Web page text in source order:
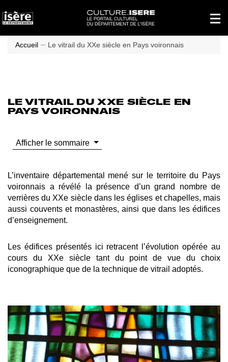
le
Accueil Le vitrail du XXe siècle en Pays voironnais
LE VITRAIL DU XXE SIÈCLE EN
PAYS VOIRONNAIS
Afficher le sommaire
L’inventaire départemental mené sur le territoire du Pays
voironnais a révélé la présence d’un grand nombre de
verrières du XXe siècle dans leséglises et chapelles, mais
aussi couvents et monastères, ainsi que dans les édifices
d’enseignement.
Les édifices présentés ici retracent l’évolution opérée au
cours du XXe siècle tant du point de vue du choix
iconographique que de la technique de vitrail adoptés.
Afficher
l'image
en
grand